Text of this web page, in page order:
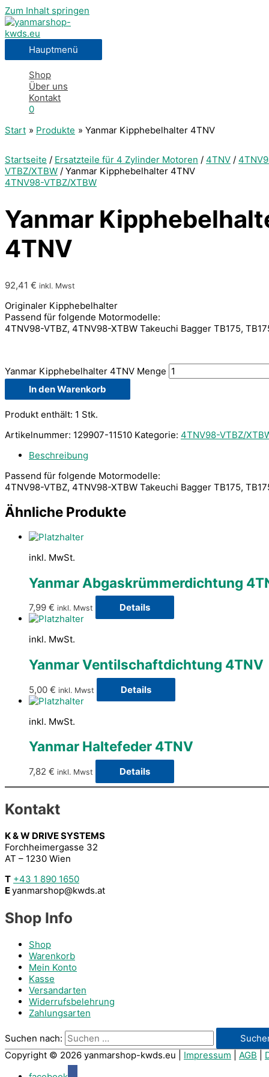
Zum Inhalt springen
Hauptmenü
Shop
Über uns
Kontakt
0
Start
Produkte Yanmar Kipphebelhalter 4TNV
Startseite / Ersatzteile für 4 Zylinder Motoren / 4TNV /
VTBZ/XTBW / Yanmar Kipphebelhalter 4TNV
4TNV98-VTBZ/XTBW
Yanmar
4TNV
92,41 € inkl. Mwst
Originaler Kipphebelhalter
Passend für folgende Motormodelle:
4TNV98-VTBZ, 4TNV98-XTBW Takeuchi Bagger TB175,
Yanmar Kipphebelhalter 4TNV Menge
In den Warenkorb
Produkt enthält: 1 Stk.
Artikelnummer: 129907-11510 Kategorie: 4TNV98-VTBZ/
Beschreibung
Passend für folgende Motormodelle:
4TNV98-VTBZ, 4TNV98-XTBW Takeuchi Bagger TB175,
Ähnliche Produkte
inkl. MwSt.
Yanmar Abgaskrümmerdichtung
7,99 € inkl. Mwst Details
inkl. MwSt.
Yanmar Ventilschaftdichtung 4TNV
5,00 € inkl. Mwst Details
inkl. MwSt.
Yanmar Haltefeder 4TNV
7,82 € inkl. Mwst Details
Kontakt
K & W DRIVE SYSTEMS
Forchheimergasse 32
AT – 1230 Wien
T +43 1 890 1650
Eyanmarshop@kwds.at
Shop Info
Shop
Warenkorb
Mein Konto
Kasse
Versandarten
Widerrufsbelehrung
Zahlungsarten
Suchen nach:
Copyright © 2026 yanmarshop-kwds.eu Impressum AGB